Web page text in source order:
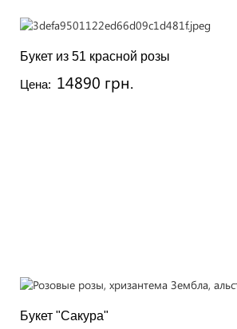
Букет из 51 красной розы
Цена: 14890 грн.
Букет "Сакура"